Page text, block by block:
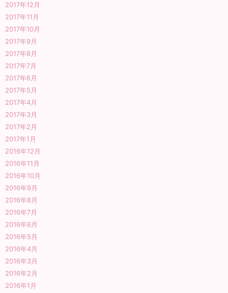
2017年12月
2017年11月
2017年10月
2017年9月
2017年8月
2017年7月
2017年6月
2017年5月
2017年4月
2017年3月
2017年2月
2017年1月
2016年12月
2016年11月
2016年10月
2016年9月
2016年8月
2016年7月
2016年6月
2016年5月
2016年4月
2016年3月
2016年2月
2016年1月